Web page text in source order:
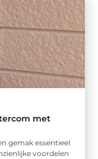
met
gemak essentieel
voordelen